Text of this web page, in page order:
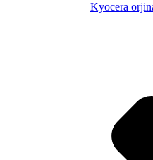
Kyocera